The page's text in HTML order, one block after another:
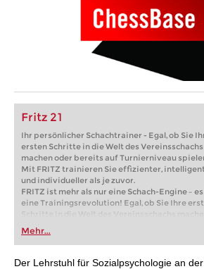
Fritz 21
Ihr persönlicher Schachtrainer - Egal, ob Sie
ersten Schritte in die Welt des Vereinsschachs
machen oder bereits auf Turnierniveau
Mit FRITZ trainieren Sie effizienter,
und individueller als je zuvor.
FRITZ ist mehr als nur eine Schach-Engine –
eine Trainingsrevolution! Egal, ob Sie Ihre
Schritte in die Welt des Vereinsschachs machen
oder bereits auf Turnierniveau spielen: Mit
FRITZ trainieren Sie effizienter, intelligenter
individueller als je zuvor.
Mehr...
Der Lehrstuhl für Sozialpsychologie an